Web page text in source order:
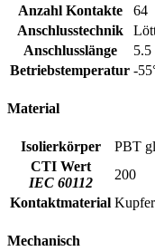
Anzahl Kontakte
64
Anschlusstechnik
Anschlusslänge
5.5
Betriebstemperatur -
Material
Isolierkörper
PBT
CTI Wert
IEC 60112
200
Kontaktmaterial
Mechanisch